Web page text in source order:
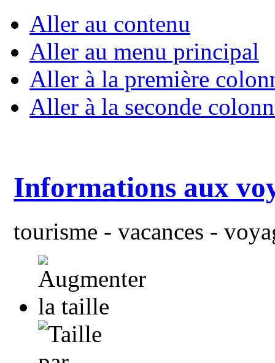
Aller au contenu
Aller au menu principal
Aller à la première
Aller à la seconde
Informations aux
tourisme - vacances -